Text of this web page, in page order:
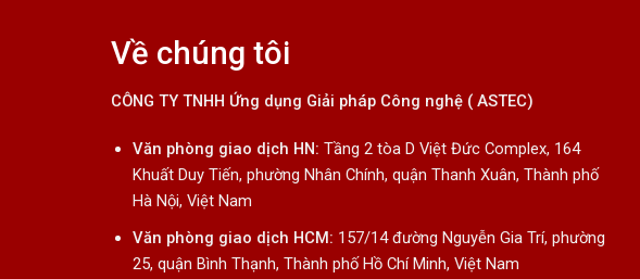
Về chúng tôi
CÔNG TY TNHH Ứng dụng Giải pháp Công nghệ ( ASTEC)
Văn phòng giao dịch HN: Tầng 2 tòa D Việt Đức Complex, 164
Khuất Duy Tiến, phường Nhân Chính, quận Thanh Xuân, Thành phố
Hà Nội, Việt Nam
Văn phòng giao dịch HCM: 157/14 đường Nguyễn Gia Trí, phường
25, quận Bình Thạnh, Thành phố Hồ Chí Minh, Việt Nam